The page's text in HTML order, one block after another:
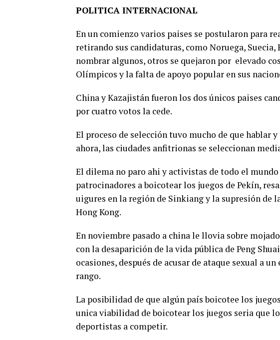
POLITICA INTERNACIONAL
En un comienzo varios paises se postularon para
retirando sus candidaturas, como Noruega,
nombrar algunos, otros se quejaron por elevado
Olímpicos y la falta de apoyo popular en sus
China y Kazajistán fueron los dos únicos paises
por cuatro votos la cede.
El proceso de selección tuvo mucho de que
ahora, las ciudades anfitrionas se seleccionan
El dilema no paro ahi y activistas de todo el
patrocinadores a boicotear los juegos de Pekín,
uigures en la región de Sinkiang y la supresión de
Hong Kong.
En noviembre pasado a china le llovia sobre
con la desaparición de la vida pública de Peng
ocasiones, después de acusar de ataque sexual a
rango.
La posibilidad de que algún país boicotee los
unica viabilidad de boicotear los juegos seria que
deportistas a competir.